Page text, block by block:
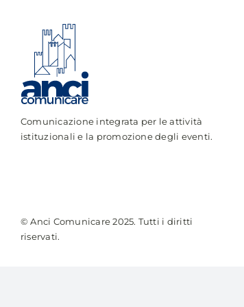
Comunicazione integrata per le attività
istituzionali e la promozione degli eventi.
© Anci Comunicare 2025. Tutti i diritti
riservati.